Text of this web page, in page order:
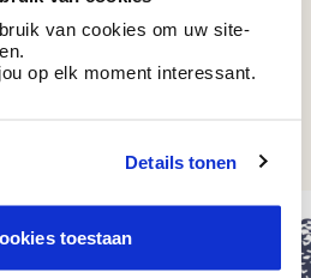
van cookies om uw site-
op elk moment interessant.
Details tonen
toestaan